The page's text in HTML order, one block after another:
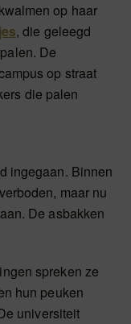
op haar
, die geleegd
De
op straat
die palen
ingegaan. Binnen
maar nu
De asbakken
spreken ze
hun peuken
universiteit